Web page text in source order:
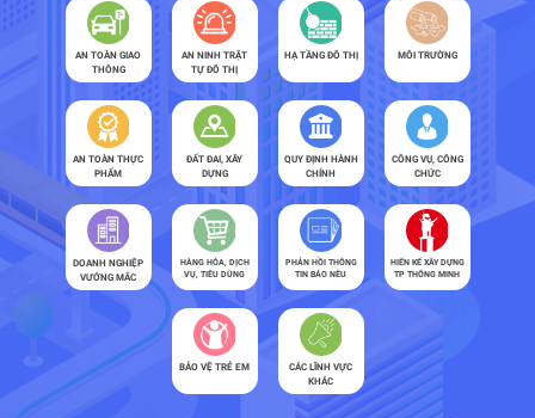
AN TOÀN GIAO
THÔNG
AN NINH TRẬT
TỰ ĐÔ THỊ
HẠ TẦNG ĐÔ THỊ MÔI TRƯỜNG
AN TOÀN THỰC
PHẨM
ĐẤT ĐAI, XÂY
DỰNG
QUY ĐỊNH HÀNH
CHÍNH
CÔNG VỤ, CÔNG
CHỨC
DOANH NGHIỆP
VƯỚNG MẮC
HÀNG HÓA, DỊCH
VỤ, TIÊU DÙNG
PHẢN HỒI THÔNG
TIN BÁO NÊU
HIẾN KẾ XÂY DỰNG
TP THÔNG MINH
BẢO VỆ TRẺ EM
CÁC LĨNH VỰC
KHÁC